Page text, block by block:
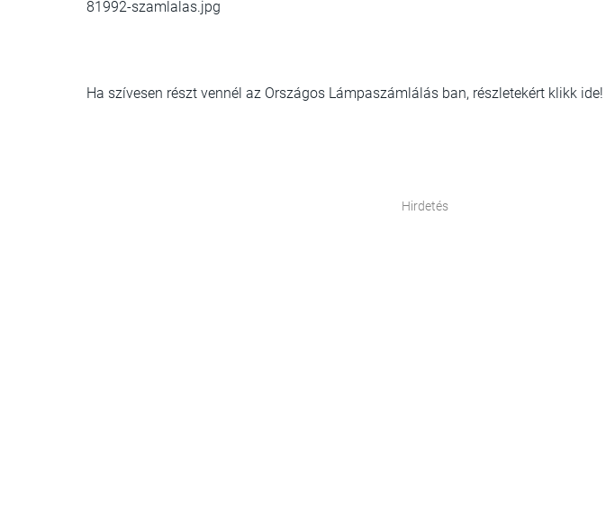
81992-szamlalas.jpg
Ha szívesen részt vennél az Országos Lámpaszámlálás ban, részletekért klikk ide!
Hirdetés